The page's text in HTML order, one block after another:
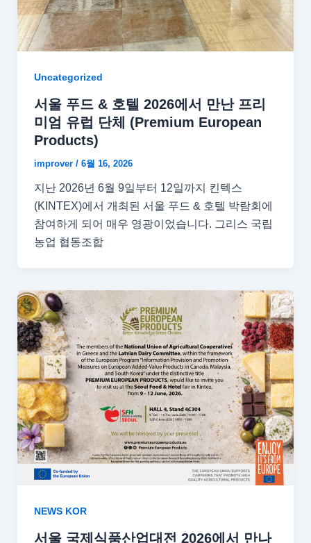
Uncategorized
서울 푸드 & 호텔 2026에서 만난 프리
미엄 유럽 단체 (Premium European
Products)
improver / 6월 16, 2026
지난 2026년 6월 9일부터 12일까지 킨텍스
(KINTEX)에서 개최된 서울 푸드 & 호텔 박람회에
참여하게 되어 매우 영광이었습니다. 그리스 국립
농업 협동조합
NEWS KOR
서울 국제식품산업대전 2026에서 만나